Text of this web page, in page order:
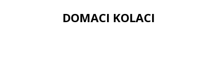
DOMACI KOLACI